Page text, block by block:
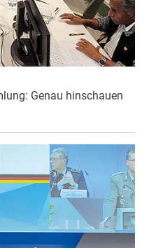
Genau hinschauen